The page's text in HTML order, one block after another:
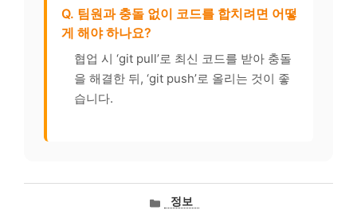
Q. 팀원과 충돌 없이 코드를 합치려면 어떻
게 해야 하나요?
협업 시 ‘git pull’로 최신 코드를 받아 충돌
을 해결한 뒤, ‘git push’로 올리는 것이 좋
습니다.
카정보